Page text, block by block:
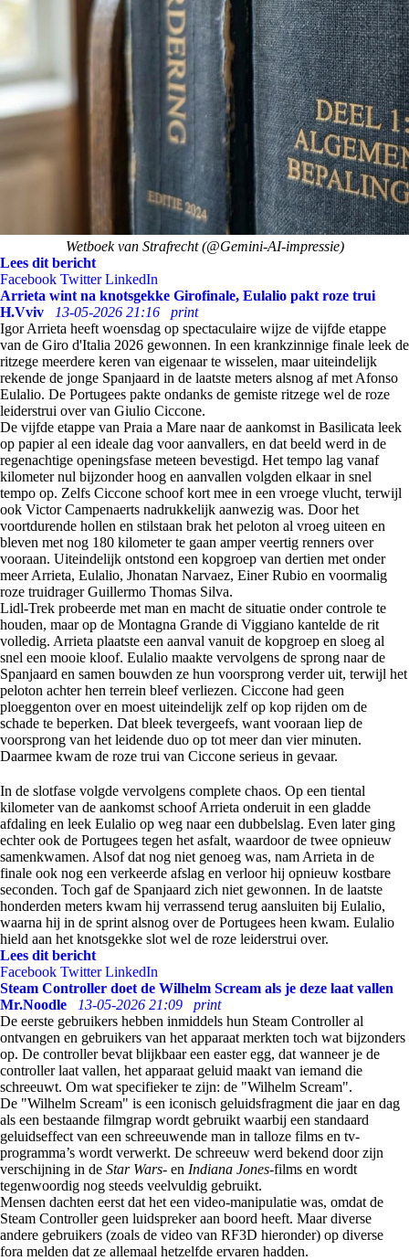
Wetboek van Strafrecht (@Gemini-AI-impressie)
Lees dit bericht
Facebook Twitter LinkedIn
Arrieta wint na knotsgekke Girofinale, Eulalio pakt roze trui
H.Vviv
13-05-2026 21:16
print
Igor Arrieta heeft woensdag op spectaculaire wijze de vijfde etappe
van de Giro d'Italia 2026 gewonnen. In een krankzinnige finale leek de
ritzege meerdere keren van eigenaar te wisselen, maar uiteindelijk
rekende de jonge Spanjaard in de laatste meters alsnog af met Afonso
Eulalio. De Portugees pakte ondanks de gemiste ritzege wel de roze
leiderstrui over van Giulio Ciccone.
De vijfde etappe van Praia a Mare naar de aankomst in Basilicata leek
op papier al een ideale dag voor aanvallers, en dat beeld werd in de
regenachtige openingsfase meteen bevestigd. Het tempo lag vanaf
kilometer nul bijzonder hoog en aanvallen volgden elkaar in snel
tempo op. Zelfs Ciccone schoof kort mee in een vroege vlucht, terwijl
ook Victor Campenaerts nadrukkelijk aanwezig was. Door het
voortdurende hollen en stilstaan brak het peloton al vroeg uiteen en
bleven met nog 180 kilometer te gaan amper veertig renners over
vooraan. Uiteindelijk ontstond een kopgroep van dertien met onder
meer Arrieta, Eulalio, Jhonatan Narvaez, Einer Rubio en voormalig
roze truidrager Guillermo Thomas Silva.
Lidl-Trek probeerde met man en macht de situatie onder controle te
houden, maar op de Montagna Grande di Viggiano kantelde de rit
volledig. Arrieta plaatste een aanval vanuit de kopgroep en sloeg al
snel een mooie kloof. Eulalio maakte vervolgens de sprong naar de
Spanjaard en samen bouwden ze hun voorsprong verder uit, terwijl het
peloton achter hen terrein bleef verliezen. Ciccone had geen
ploeggenton over en moest uiteindelijk zelf op kop rijden om de
schade te beperken. Dat bleek tevergeefs, want vooraan liep de
voorsprong van het leidende duo op tot meer dan vier minuten.
Daarmee kwam de roze trui van Ciccone serieus in gevaar.
In de slotfase volgde vervolgens complete chaos. Op een tiental
kilometer van de aankomst schoof Arrieta onderuit in een gladde
afdaling en leek Eulalio op weg naar een dubbelslag. Even later ging
echter ook de Portugees tegen het asfalt, waardoor de twee opnieuw
samenkwamen. Alsof dat nog niet genoeg was, nam Arrieta in de
finale ook nog een verkeerde afslag en verloor hij opnieuw kostbare
seconden. Toch gaf de Spanjaard zich niet gewonnen. In de laatste
honderden meters kwam hij verrassend terug aansluiten bij Eulalio,
waarna hij in de sprint alsnog over de Portugees heen kwam. Eulalio
hield aan het knotsgekke slot wel de roze leiderstrui over.
Lees dit bericht
Facebook Twitter LinkedIn
Steam Controller doet de Wilhelm Scream als je deze laat vallen
Mr.Noodle
13-05-2026 21:09
print
De eerste gebruikers hebben inmiddels hun Steam Controller al
ontvangen en gebruikers van het apparaat merkten toch wat bijzonders
op. De controller bevat blijkbaar een easter egg, dat wanneer je de
controller laat vallen, het apparaat geluid maakt van iemand die
schreeuwt. Om wat specifieker te zijn: de "Wilhelm Scream".
De "Wilhelm Scream" is een iconisch geluidsfragment die jaar en dag
als een bestaande filmgrap wordt gebruikt waarbij een standaard
geluidseffect van een schreeuwende man in talloze films en tv-
programma’s wordt verwerkt. De schreeuw werd bekend door zijn
verschijning in de Star Wars- en Indiana Jones-films en wordt
tegenwoordig nog steeds veelvuldig gebruikt.
Mensen dachten eerst dat het een video-manipulatie was, omdat de
Steam Controller geen luidspreker aan boord heeft. Maar diverse
andere gebruikers (zoals de video van RF3D hieronder) op diverse
fora melden dat ze allemaal hetzelfde ervaren hadden.